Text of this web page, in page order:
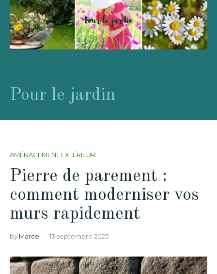
Pour le jardin
AMÉNAGEMENT EXTÉRIEUR
Pierre de parement :
comment moderniser vos
murs rapidement
by Marcel 13 septembre 2025